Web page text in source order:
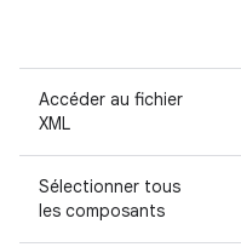
Accéder au fichier
XML
Sélectionner tous
les composants